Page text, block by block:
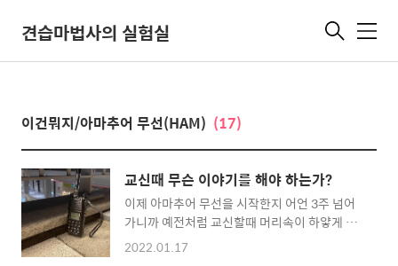
견습마법사의 실험실 메
이건뭐지/아마추어 무선(HAM) (17)
교신때 무슨 이야기를 해야 하는가?
이제 아마추어 무선을 시작한지 어언 3주 넘어
가니까 예전처럼 교신할때 머리속이 하얗게 변
하지 않는다. 상대방 콜사인도 잘 알아듣는다.
2022.01.17